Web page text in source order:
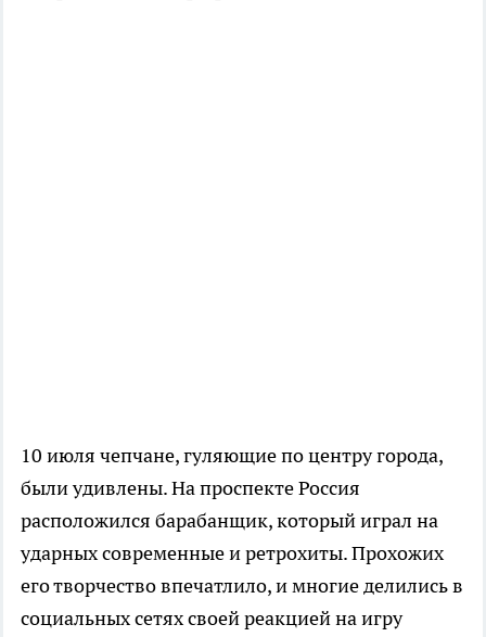
10 июля чепчане, гуляющие по центру города,
были удивлены. На проспекте Россия
расположился барабанщик, который играл на
ударных современные и ретрохиты. Прохожих
его творчество впечатлило, и многие делились в
социальных сетях своей реакцией на игру